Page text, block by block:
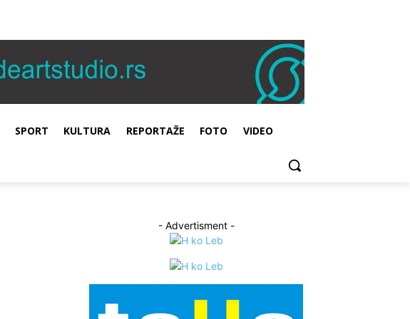
SPORT KULTURA REPORTAŽE FOTO VIDEO
- Advertisment -